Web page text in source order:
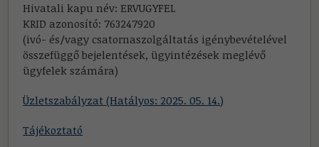
Hivatali kapu név: ERVUGYFEL
KRID azonosító: 763247920
(ivó- és/vagy csatornaszolgáltatás igénybevételével
összefüggő bejelentések, ügyintézések meglévő
ügyfelek számára)
Üzletszabályzat (Hatályos: 2025. 05. 14.)
Tájékoztató